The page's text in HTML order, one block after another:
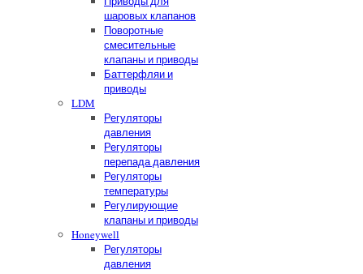
шаровых клапанов
Поворотные
смесительные
клапаны и приводы
Баттерфляи и
приводы
LDM
Регуляторы
давления
Регуляторы
перепада давления
Регуляторы
температуры
Регулирующие
клапаны и приводы
Honeywell
Регуляторы
давления